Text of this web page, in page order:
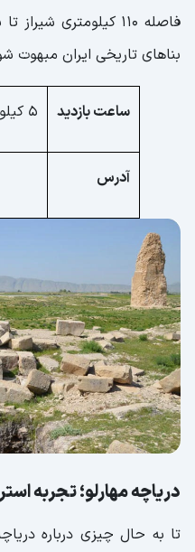
فاصله 110 کیلومتری
بناهای تاریخی ایران مبهوت
ساعت بازدید 5 کیلومتری غرب شهر فیروزآباد
آدرس
دریاچه مهارلو؛ تجربه
تا به حال چیزی درباره